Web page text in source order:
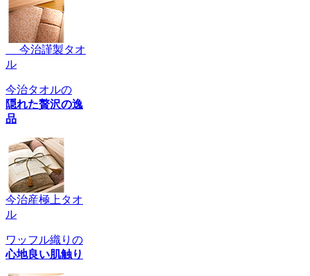
今治謹製タオ
ル
今治タオルの
隠れた贅沢の逸
品
今治産極上タオ
ル
ワッフル織りの
心地良い肌触り